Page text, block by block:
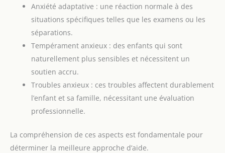
Anxiété adaptative : une réaction normale à des
situations spécifiques telles que les examens ou les
séparations.
Tempérament anxieux : des enfants qui sont
naturellement plus sensibles et nécessitent un
soutien accru.
Troubles anxieux : ces troubles affectent durablement
l’enfant et sa famille, nécessitant une évaluation
professionnelle.
La compréhension de ces aspects est fondamentale pour
déterminer la meilleure approche d’aide.